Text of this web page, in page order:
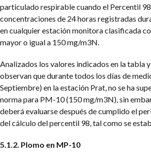
particulado respirable cuando el Percentil 98
concentraciones de 24 horas registradas
en cualquier estación monitora clasificada
mayor o igual a 150 mg/m3N.
Analizados los valores indicados en la tabla
observan que durante todos los días de
Septiembre) en la estación Prat, no se ha
norma para PM-10 (150 mg/m3N), sin
deberá evaluarse después de cumplido el
del cálculo del percentil 98, tal como se
5.1.2. Plomo en MP-10